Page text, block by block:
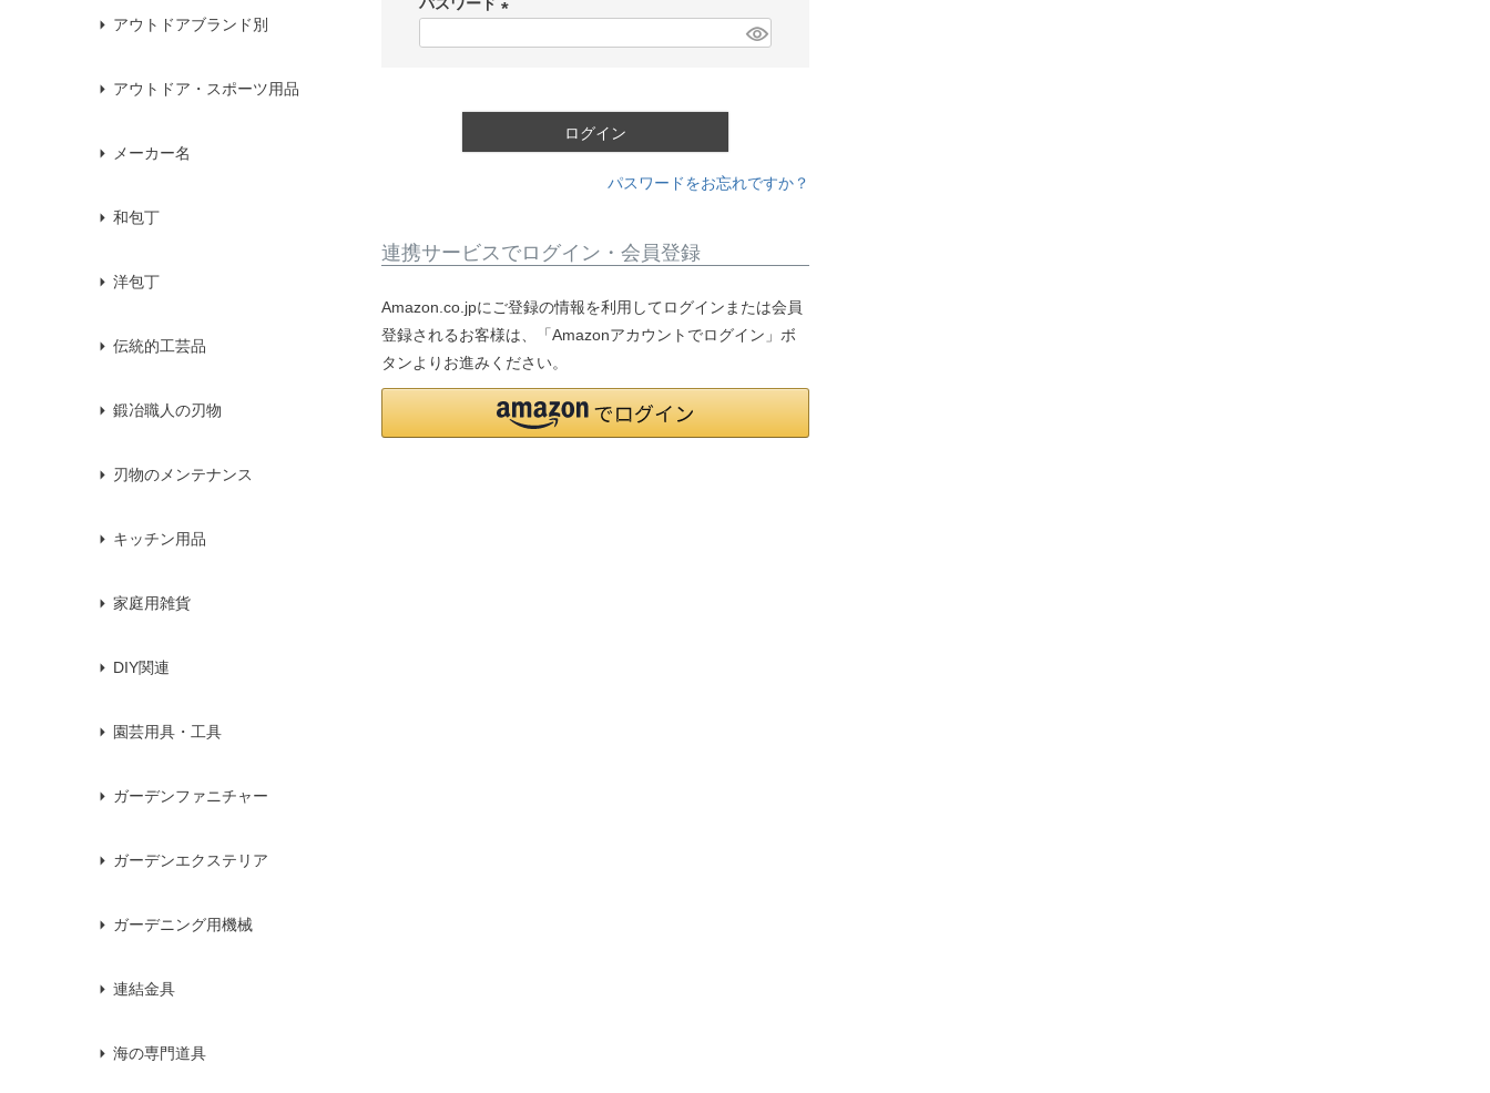
アウトドアブランド別
アウトドア・スポーツ用品
メーカー名
和包丁
洋包丁
伝統的工芸品
鍛冶職人の刃物
刃物のメンテナンス
キッチン用品
家庭用雑貨
DIY関連
園芸用具・工具
ガーデンファニチャー
ガーデンエクステリア
ガーデニング用機械
連結金具
海の専門道具
ログイン
パスワードをお忘れですか？
連携サービスでログイン・会員登録
Amazon.co.jpにご登録の情報を利用してログインまたは会員
登録されるお客様は、「Amazonアカウントでログイン」ボ
タンよりお進みください。